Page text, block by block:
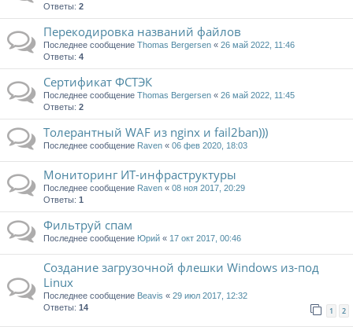
Ответы: 2
Перекодировка названий файлов
Последнее сообщение Thomas Bergersen « 26 май 2022, 11:46
Ответы: 4
Сертификат ФСТЭК
Последнее сообщение Thomas Bergersen « 26 май 2022, 11:45
Ответы: 2
Толерантный WAF из nginx и fail2ban)))
Последнее сообщение Raven « 06 фев 2020, 18:03
Мониторинг ИТ-инфраструктуры
Последнее сообщение Raven « 08 ноя 2017, 20:29
Ответы: 1
Фильтруй спам
Последнее сообщение Юрий « 17 окт 2017, 00:46
Создание загрузочной флешки Windows из-под
Linux
Последнее сообщение Beavis « 29 июл 2017, 12:32
Ответы: 14 1 2